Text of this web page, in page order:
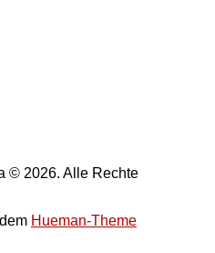
© 2026. Alle Rechte
Hueman-Theme